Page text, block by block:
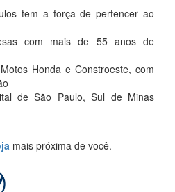
tem a força de pertencer ao
com mais de 55 anos de
Honda e Constroeste, com
de São Paulo, Sul de Minas
mais próxima de você.